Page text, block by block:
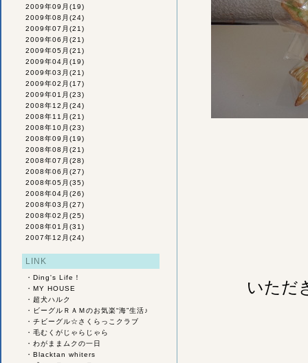
2009年09月 (19)
2009年08月 (24)
2009年07月 (21)
2009年06月 (21)
2009年05月 (21)
2009年04月 (19)
2009年03月 (21)
2009年02月 (17)
2009年01月 (23)
2008年12月 (24)
2008年11月 (21)
2008年10月 (23)
2008年09月 (19)
2008年08月 (21)
2008年07月 (28)
2008年06月 (27)
2008年05月 (35)
2008年04月 (26)
2008年03月 (27)
2008年02月 (25)
2008年01月 (31)
2007年12月 (24)
LINK
・ Ding's Life！
・ MY HOUSE
・ 超犬ハルク
・
ビーグルＲＡＭのお気楽“海”生活♪
・ チビーグル☆さくらっこクラブ
・ 毛むくがじゃらじゃら
・ わがままムクの一日
・ Blacktan whiters
いただ